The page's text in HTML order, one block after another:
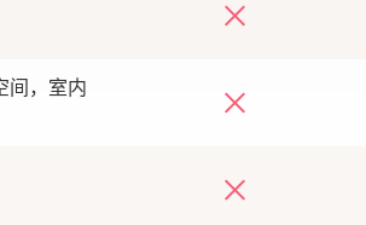
间，室内